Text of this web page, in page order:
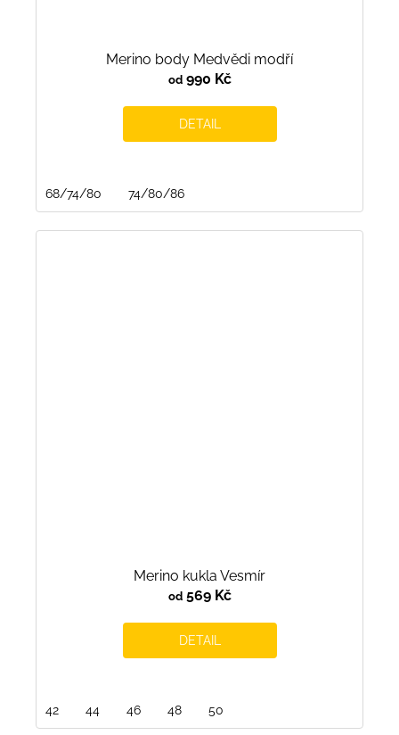
Merino body Medvědi modří
od990 Kč
DETAIL
68/74/80 74/80/86
Merino kukla Vesmír
od569 Kč
DETAIL
42 44 46 48 50